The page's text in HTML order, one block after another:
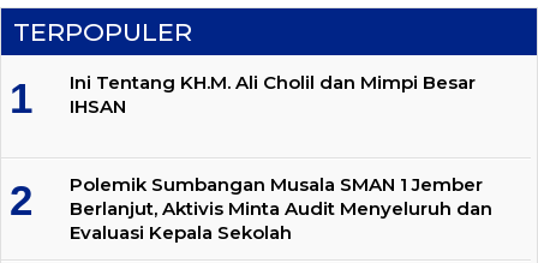
TERPOPULER
Ini Tentang KH.M. Ali Cholil dan Mimpi Besar
IHSAN
Polemik Sumbangan Musala SMAN 1 Jember
Berlanjut, Aktivis Minta Audit Menyeluruh dan
Evaluasi Kepala Sekolah